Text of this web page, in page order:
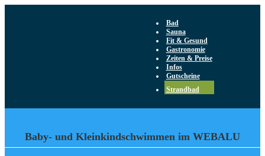
Bad
Sauna
Fit & Gesund
Gastronomie
Zeiten & Preise
Infos
Gutscheine
Strandbad
Baby- und Kleinkindschwimmen im WEBALU